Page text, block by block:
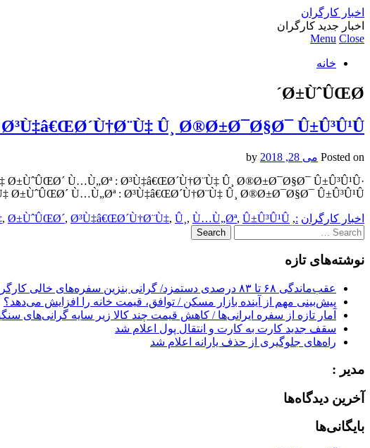
اخبار کارگران
اخبار جدید کارگران
Menu Close
خانه
Ø±ÙˆÛŒØ´
Û¸ Ø®Ø±Ø¯Ø§Ø¯ Û±Û³Û¹Û·
Posted on می 28, 2018
Ù…Ù„Øª : Ø³Ù‡â€ŒØ´Ù†Ø¨Ù‡ Û¸ Ø®Ø±Ø¯Ø§Ø¯ Û±Û³Û¹Û·
Ø±ÙˆÛŒØ´ Ù…Ù„Øª : Ø³Ù‡â€ŒØ´Ù†Ø¨Ù‡ Û¸ Ø®Ø±Ø¯Ø§Ø¯ Û±Û³Û¹Û·
اخبار کارگران :
,
, Ø±ÙˆÛŒØ´, Ø³Ù‡â€ŒØ´Ù†Ø¨Ù‡, Û¸ , Ù…Ù„Øª, Û±Û³Û¹Û·
Search
for:
نوشته‌های تازه
عقب‌ماندگی ۶۸ تا ۸۳ درصدی دستمزد/ گرانی بنزین سفره‌های خالی کارگران را ذوب می‌کند
پیش‌بینی مهم از آینده بازار مسکن / توافق، قیمت خانه را افزایش می‌دهد؟
آمار تازه از سفره ایرانی‌ها / کاهش قیمت چند کالا زیر سایه گرانی‌های
سقف جدید کارت به کارت و انتقال پول اعلام شد
راه‌های جلوگیری از حذف یارانه اعلام شد
مدیر :
آخرین دیدگاه‌ها
بایگانی‌ها